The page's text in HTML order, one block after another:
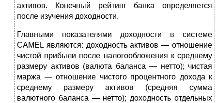
активов. Конечный рейтинг банка определяется
после изучения доходности.
Главными показателями доходности в системе
CAMEL являются: доходность активов — отношение
чистой при­были после налогообложения к среднему
размеру активов (валюта баланса — нетто); чистая
маржа — отношение чис­того процентного дохода к
среднему размеру активов (сред­няя сумма
валютного баланса — нетто); доходность отдель­ных